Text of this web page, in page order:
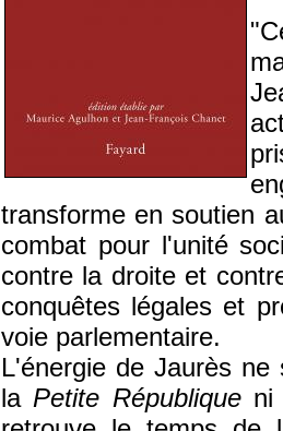
"
transforme en soutien
combat pour l'unité
contre la droiteet
conquêtes légales et
voie parlementaire.
L'énergie de Jaurèsne
la Petite République ni